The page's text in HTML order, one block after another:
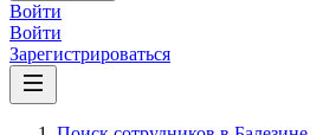
Войти
Войти
Зарегистрироваться